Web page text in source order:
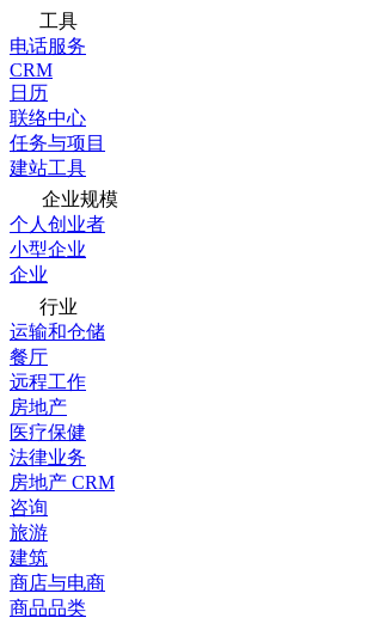
工具
电话服务
CRM
日历
联络中心
任务与项目
建站工具
企业规模
个人创业者
小型企业
企业
行业
运输和仓储
餐厅
远程工作
房地产
医疗保健
法律业务
房地产 CRM
咨询
旅游
建筑
商店与电商
商品品类